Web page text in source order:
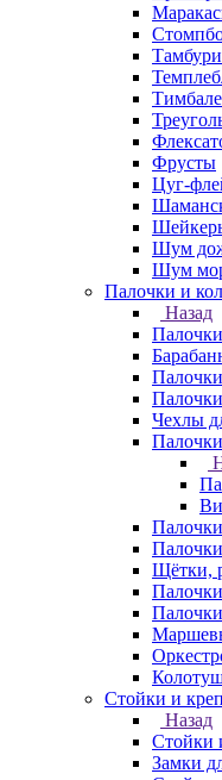
Фрусты
Цуг-
Шум
Шум
Палочки и
Назад
Чехлы
Щётки,
Стойки и
Назад
Стойки
Замки